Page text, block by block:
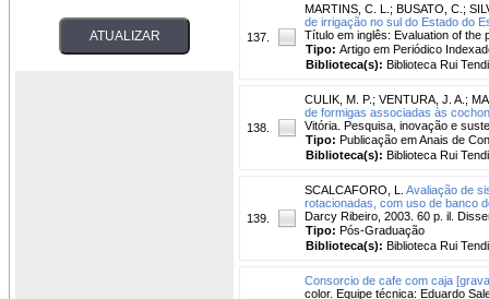
137.
MARTINS, C. L. ; BUSATO, C. ;
de irrigação no sul do Estado do
Título em inglês: Evaluation of the
Tipo: Artigo em Periódico
Biblioteca(s): Biblioteca Rui
138.
CULIK, M. P. ; VENTURA, J. A. ;
de formigas associadas às
Vitória. Pesquisa, inovação e
Tipo: Publicação em Anais de
Biblioteca(s): Biblioteca Rui
139.
SCALCAFORO, L.
Avaliação de
rotacionadas, com uso de banco
Darcy Ribeiro, 2003. 60 p. il.
Tipo: Pós-Graduação
Biblioteca(s): Biblioteca Rui
Consorcio de cafe com caja
color. Equipe técnica: Eduardo